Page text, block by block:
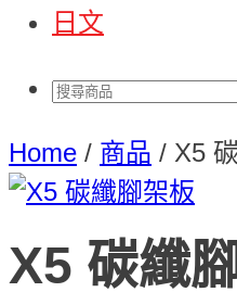
日文
Home / 商品 / X5
X5 碳纖